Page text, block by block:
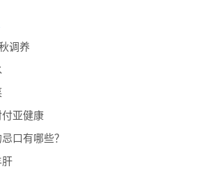
调养
亚健康
口有哪些？
肝